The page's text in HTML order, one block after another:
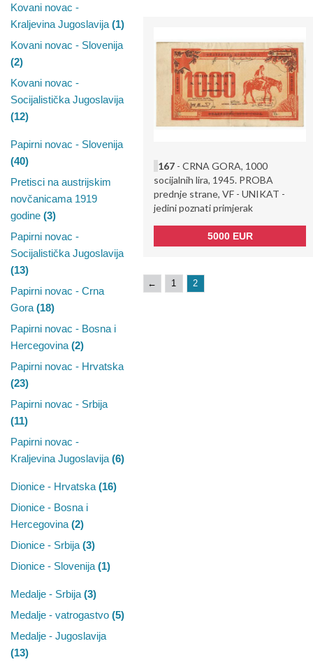
Kovani novac -
Kraljevina Jugoslavija (1)
Kovani novac - Slovenija
(2)
Kovani novac -
Socijalistička Jugoslavija
(12)
Papirni novac - Slovenija
(40)
Pretisci na austrijskim
novčanicama 1919
godine (3)
Papirni novac -
Socijalistička Jugoslavija
(13)
Papirni novac - Crna
Gora (18)
Papirni novac - Bosna i
Hercegovina (2)
Papirni novac - Hrvatska
(23)
Papirni novac - Srbija
(11)
Papirni novac -
Kraljevina Jugoslavija (6)
Dionice - Hrvatska (16)
Dionice - Bosna i
Hercegovina (2)
Dionice - Srbija (3)
Dionice - Slovenija (1)
Medalje - Srbija (3)
Medalje - vatrogastvo (5)
Medalje - Jugoslavija
(13)
167 - CRNA GORA, 1000
socijalnih lira, 1945. PROBA
prednje strane, VF - UNIKAT -
jedini poznati primjerak
5000 EUR
← 1 2